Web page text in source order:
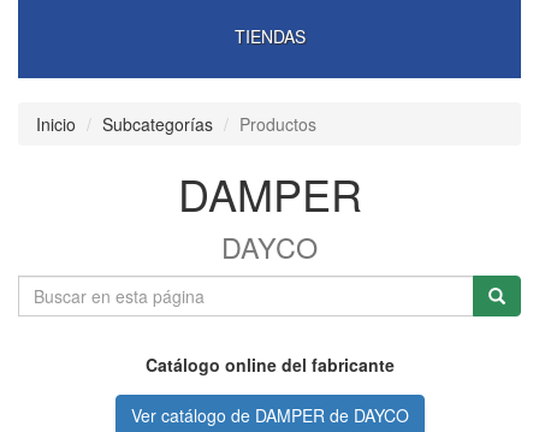
TIENDAS
Inicio Subcategorías Productos
DAMPER
DAYCO
Catálogo online del fabricante
Ver catálogo de DAMPER de DAYCO